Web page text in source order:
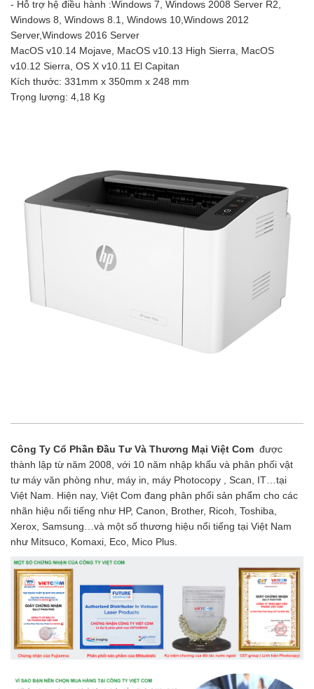
- Hỗ trợ hệ điều hành :Windows 7, Windows 2008 Server R2,
Windows 8, Windows 8.1, Windows 10,Windows 2012
Server,Windows 2016 Server
MacOS v10.14 Mojave, MacOS v10.13 High Sierra, MacOS
v10.12 Sierra, OS X v10.11 El Capitan
Kích thước: 331mm x 350mm x 248 mm
Trọng lượng: 4,18 Kg
Công Ty Cổ Phần Đầu Tư Và Thương Mại Việt Com được
thành lập từ năm 2008, với 10 năm nhập khẩu và phân phối vật
tư máy văn phòng như, máy in, máy Photocopy , Scan, IT…tại
Việt Nam. Hiện nay, Việt Com đang phân phối sản phẩm cho các
nhãn hiệu nổi tiếng như HP, Canon, Brother, Ricoh, Toshiba,
Xerox, Samsung…và một số thương hiệu nổi tiếng tại Việt Nam
như Mitsuco, Komaxi, Eco, Mico Plus.